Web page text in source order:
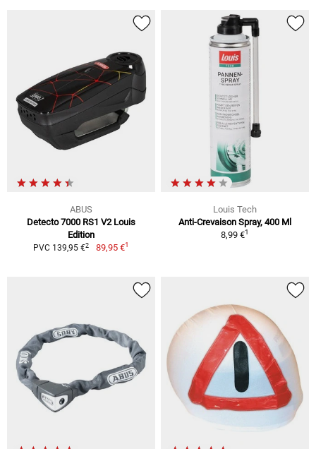
ABUS
Detecto 7000 RS1 V2 Louis
Edition
PVC 139,95 €2 89,95 €1
Louis Tech
Anti-Crevaison Spray, 400 Ml
8,99 €1